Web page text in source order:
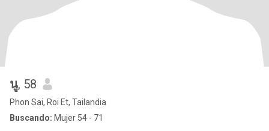
นู, 58
Phon Sai, Roi Et, Tailandia
Buscando: Mujer 54 - 71